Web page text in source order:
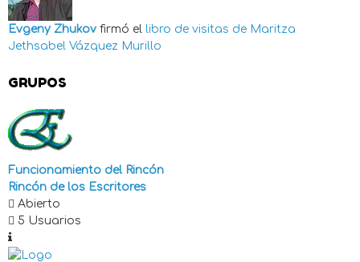
Evgeny Zhukov firmó el libro de visitas de Maritza
Jethsabel Vázquez Murillo
GRUPOS
Funcionamiento del Rincón
Rincón de los Escritores
Abierto
5 Usuarios